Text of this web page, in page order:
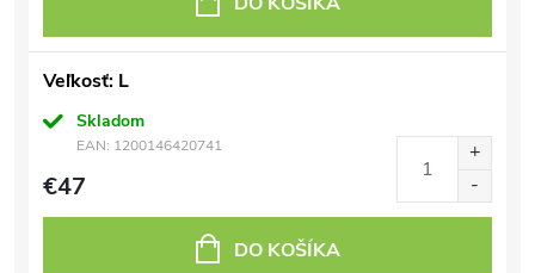
Veľkosť: L
Skladom
EAN: 1200146420741
€47
DO KOŠÍKA